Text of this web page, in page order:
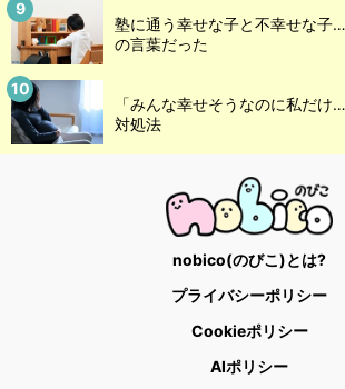
塾に通う幸せな子と不幸せな子
の言葉だった
「みんな幸せそうなのに私だ
対処法
nobico(のびこ)とは?
プライバシーポリシー
Cookieポリシー
AIポリシー